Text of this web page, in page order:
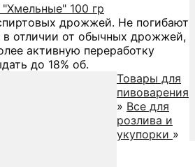
100 гр
дрожжей. Не погибают
в отличии от обычных дрожжей,
активную переработку
до 18% об.
Товары для
пивоварения
» Все для
розлива и
укупорки »